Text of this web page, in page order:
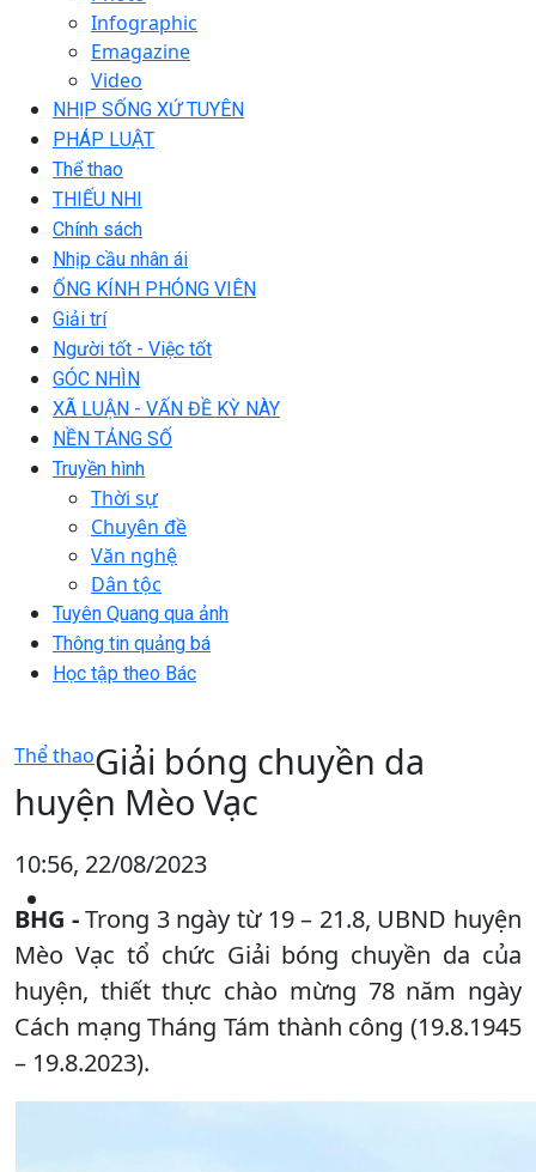
Infographic
Emagazine
Video
NHỊP SỐNG XỨ TUYÊN
PHÁP LUẬT
Thể thao
THIẾU NHI
Chính sách
Nhịp cầu nhân ái
ỐNG KÍNH PHÓNG VIÊN
Giải trí
Người tốt - Việc tốt
GÓC NHÌN
XÃ LUẬN - VẤN ĐỀ KỲ NÀY
NỀN TẢNG SỐ
Truyền hình
Thời sự
Chuyên đề
Văn nghệ
Dân tộc
Tuyên Quang qua ảnh
Thông tin quảng bá
Học tập theo Bác
Thể thaoGiải bóng chuyền da
huyện Mèo Vạc
10:56, 22/08/2023
BHG -Trong 3 ngày từ 19 – 21.8, UBND huyện
Mèo Vạc tổ chức Giải bóng chuyền da của
huyện, thiết thực chào mừng 78 năm ngày
Cách mạng Tháng Tám thành công (19.8.1945
– 19.8.2023).